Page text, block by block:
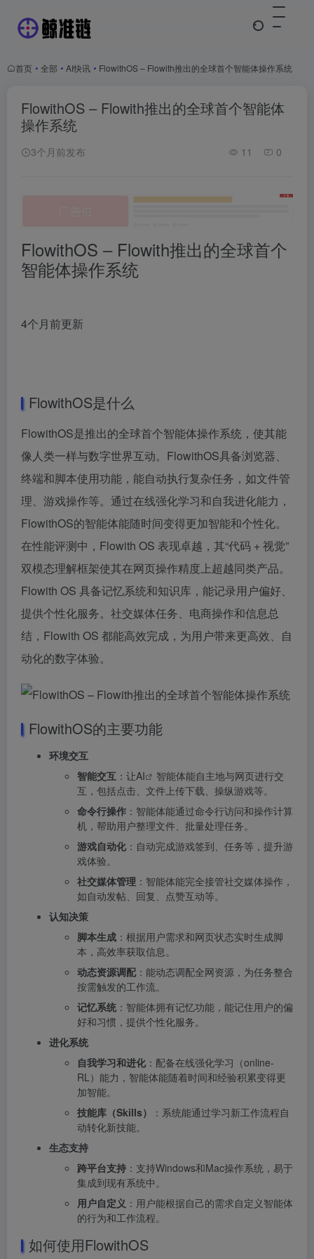
首页 • 全部 • AI快讯 • FlowithOS – Flowith推出的全球首个智能体操作系统
FlowithOS – Flowith推出的全球首个智能体
操作系统
3个月前发布 11 0
FlowithOS – Flowith推出的全球首个
智能体操作系统
4个月前更新
FlowithOS是什么
FlowithOS是推出的全球首个智能体操作系统，使其能
像人类一样与数字世界互动。FlowithOS具备浏览器、
终端和脚本使用功能，能自动执行复杂任务，如文件管
理、游戏操作等。通过在线强化学习和自我进化能力，
FlowithOS的智能体能随时间变得更加智能和个性化。
在性能评测中，Flowith OS 表现卓越，其“代码 + 视觉”
双模态理解框架使其在网页操作精度上超越同类产品。
Flowith OS 具备记忆系统和知识库，能记录用户偏好、
提供个性化服务。社交媒体任务、电商操作和信息总
结，Flowith OS 都能高效完成，为用户带来更高效、自
动化的数字体验。
FlowithOS的主要功能
环境交互
智能交互 ：让AI
智能体能自主地与网页进行交
互，包括点击、文件上传下载、操纵游戏等。
命令行操作 ：智能体能通过命令行访问和操作计算
机，帮助用户整理文件、批量处理任务。
游戏自动化 ：自动完成游戏签到、任务等，提升游
戏体验。
社交媒体管理 ：智能体能完全接管社交媒体操作，
如自动发帖、回复、点赞互动等。
认知决策
脚本生成 ：根据用户需求和网页状态实时生成脚
本，高效率获取信息。
动态资源调配：能动态调配全网资源，为任务整合
按需触发的工作流。
记忆系统 ：智能体拥有记忆功能，能记住用户的偏
好和习惯，提供个性化服务。
进化系统
自我学习和进化 ：配备在线强化学习（online-
RL）能力，智能体能随着时间和经验积累变得更
加智能。
技能库（Skills）
：系统能通过学习新工作流程自
动转化新技能。
生态支持
跨平台支持 ：支持Windows和Mac操作系统，易于
集成到现有系统中。
用户自定义 ：用户能根据自己的需求自定义智能体
的行为和工作流程。
如何使用FlowithOS